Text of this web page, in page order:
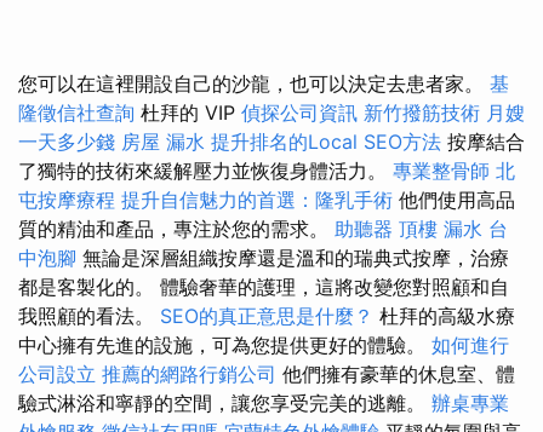
您可以在這裡開設自己的沙龍，也可以決定去患者家。 基
隆徵信社查詢 杜拜的 VIP 偵探公司資訊 新竹撥筋技術 月嫂
一天多少錢 房屋 漏水 提升排名的Local SEO方法 按摩結合
了獨特的技術來緩解壓力並恢復身體活力。 專業整骨師 北
屯按摩療程 提升自信魅力的首選：隆乳手術 他們使用高品
質的精油和產品，專注於您的需求。 助聽器 頂樓 漏水 台
中泡腳 無論是深層組織按摩還是溫和的瑞典式按摩，治療
都是客製化的。 體驗奢華的護理，這將改變您對照顧和自
我照顧的看法。 SEO的真正意思是什麼？ 杜拜的高級水療
中心擁有先進的設施，可為您提供更好的體驗。 如何進行
公司設立 推薦的網路行銷公司 他們擁有豪華的休息室、體
驗式淋浴和寧靜的空間，讓您享受完美的逃離。 辦桌專業